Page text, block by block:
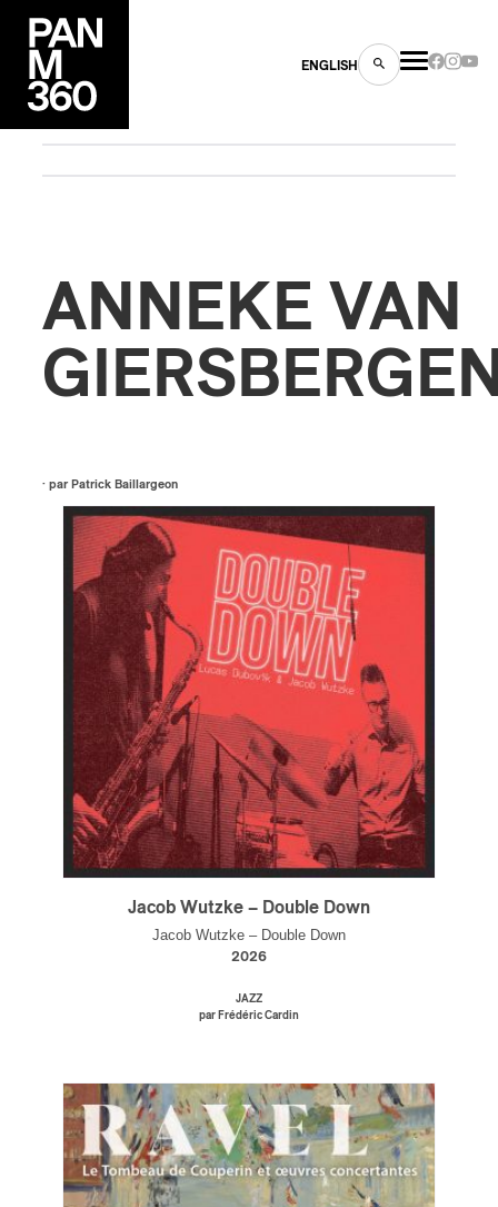
ENGLISH
ANNEKE VAN
· par Patrick Baillargeon
Jacob Wutzke – Double Down
Jacob Wutzke – Double Down
2026
JAZZ
par Frédéric Cardin